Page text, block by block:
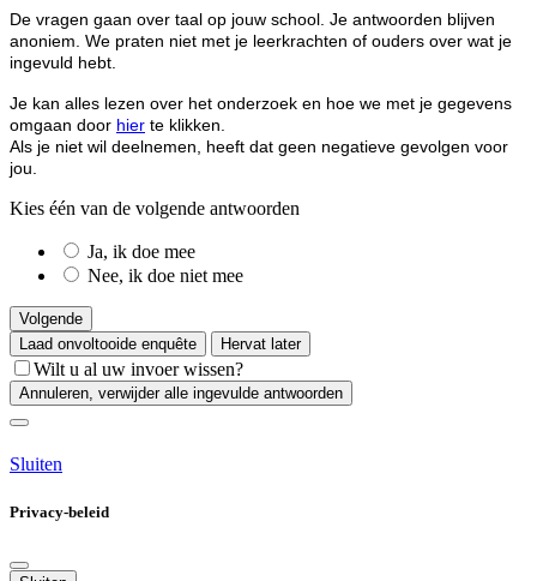
De vragen gaan over taal op jouw school. Je antwoorden blijven
anoniem. We praten niet met je leerkrachten of ouders over wat je
ingevuld hebt.
Je kan alles lezen over het onderzoek en hoe we met je gegevens
omgaan door hier te klikken.
Als je niet wil deelnemen, heeft dat geen negatieve gevolgen voor
jou.
Kies één van de volgende antwoorden
Ja, ik doe mee
Nee, ik doe niet mee
Volgende
Laad onvoltooide enquête
Hervat later
Wilt u al uw invoer wissen?
Annuleren, verwijder alle ingevulde antwoorden
Sluiten
Privacy-beleid